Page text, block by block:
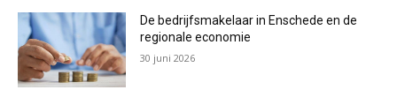
De bedrijfsmakelaar in Enschede en de
regionale economie
30 juni 2026